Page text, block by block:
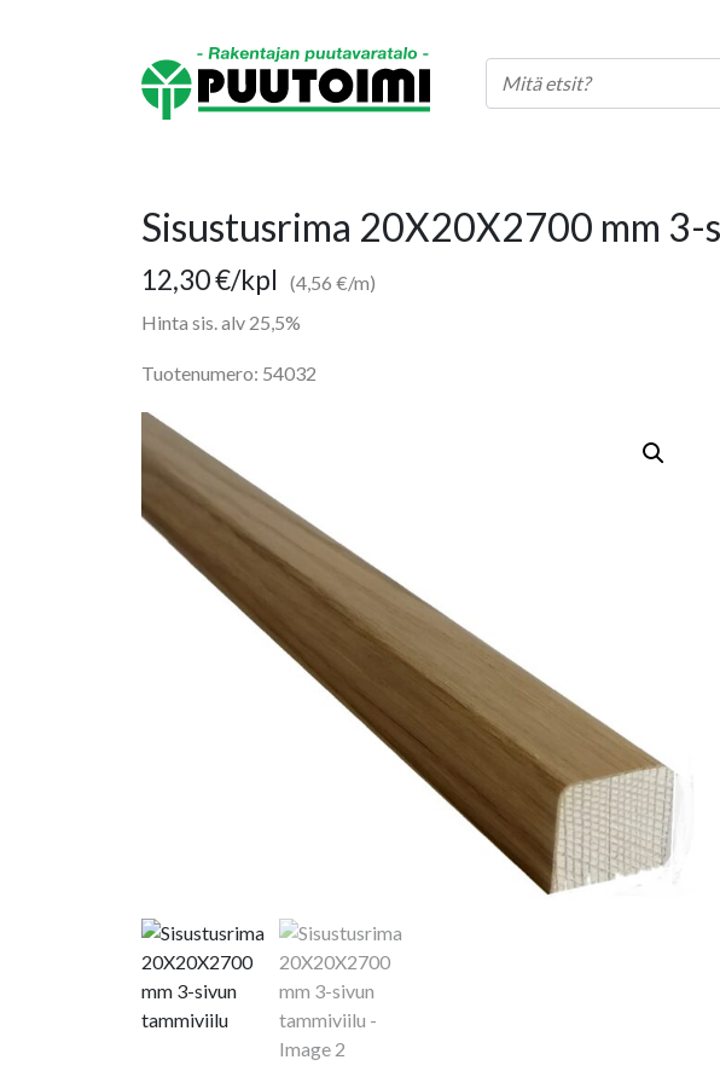
Sisustusrima 20X20X2700 mm
12,30€/kpl
(4,56 €/m)
Hinta sis. alv 25,5%
Tuotenumero: 54032